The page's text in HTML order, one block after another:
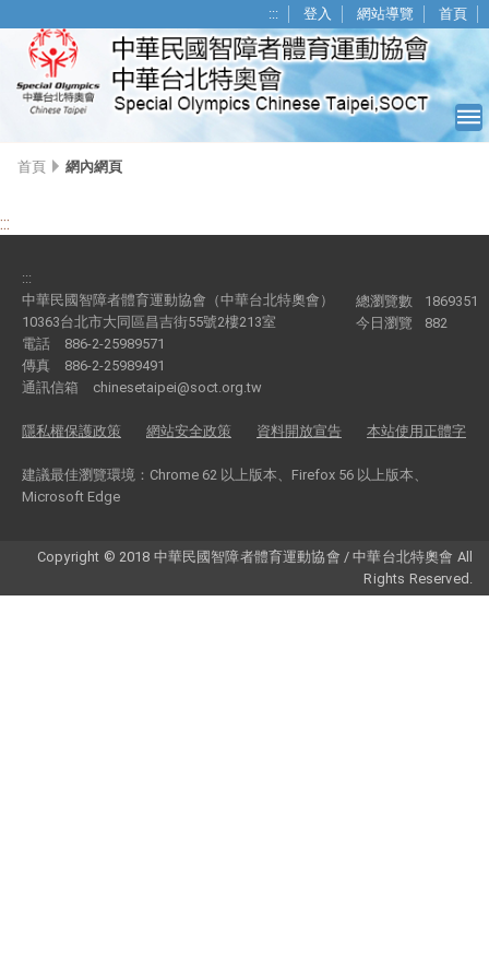
::: 登入 網站導覽 首頁
首頁 網內網頁
:::
:::
中華民國智障者體育運動協會（中華台北特奧會）
10363台北市大同區昌吉街55號2樓213室
電話
886-2-25989571
傳真
886-2-25989491
通訊信箱
chinesetaipei@soct.org.tw
總瀏覽數
1869351
今日瀏覽
882
隱私權保護政策 網站安全政策 資料開放宣告 本站使用正體字
建議最佳瀏覽環境：Chrome 62 以上版本、Firefox 56 以上版本、
Microsoft Edge
Copyright © 2018 中華民國智障者體育運動協會 / 中華台北特奧會 All
Rights Reserved.